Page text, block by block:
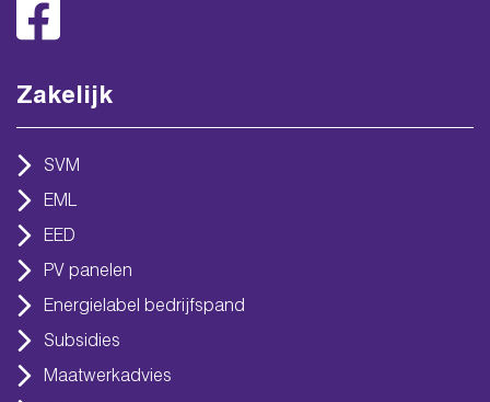
Zakelijk
SVM
EML
EED
PV panelen
Energielabel bedrijfspand
Subsidies
Maatwerkadvies